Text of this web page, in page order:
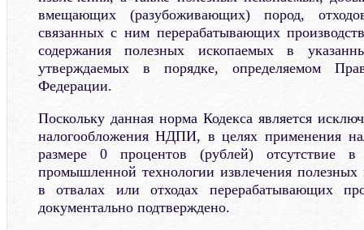
вмещающих (разубоживающих) пород,
связанных с ним перерабатывающих
содержания полезных ископаемых в
утверждаемых в порядке, определяемом
Федерации.
Поскольку данная норма Кодекса является
налогообложения НДПИ, в целях применения
размере 0 процентов (рублей) отсутствие в
промышленной технологии извлечения
в отвалах или отходах перерабатывающих
документально подтверждено.